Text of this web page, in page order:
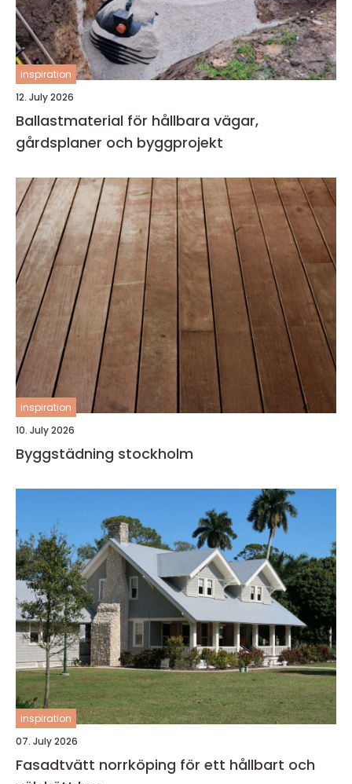
inspiration
12. July 2026
Ballastmaterial för hållbara vägar,
gårdsplaner och byggprojekt
inspiration
10. July 2026
Byggstädning stockholm
inspiration
07. July 2026
Fasadtvätt norrköping för ett hållbart och